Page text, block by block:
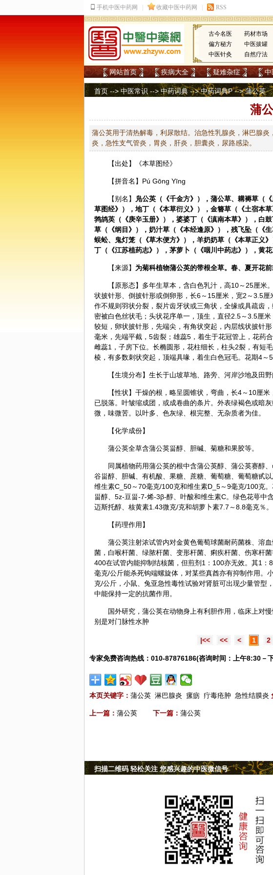
古今名医 药材市场
偏方秘方
中医拔罐
中医针灸
自然疗法
网站首页 疾病大全 疑难杂症 中
首页 -->中医常识 -->中药词典-->中药词典P--> 蒲公英
蒲
蒲公英用于清热解毒，利尿散结。治急性乳腺炎，淋巴腺
炎，急性支气管炎，胃炎，肝炎，胆囊炎，尿路感染。
【出处】《本草图经》
【拼音名】Pú Gōnɡ Yīnɡ
【别名】
凫公英（《千金方》），蒲公草、耩褥草（
草图经》），地丁（《本草衍义》），金簪草（《土宿本
鹁鸪英（《庚辛玉册》），婆婆丁（《滇南本草》），白
草（《纲目》），奶汁草（《本经逢原》），残飞坠（《
蜈蚣、鬼灯笼（《草木便方》），羊奶奶草（《本草正义
丁（《江苏植药志》），茅萝卜（《咽川中药志》），黄花
【来源】 为菊科植物蒲公英的带根全草。春、夏开花
【原形态】多年生草本，含白色乳汁，高10～25厘
状披针形、倒披针形或倒卵形，长6～15厘米，宽2～3.5
作不规则羽状分裂，裂片齿牙状或三角状，全缘或具疏齿
密被白色丝状毛；头状花序单一，顶生，直径2.5～3.5厘
较短，卵状披针形，先端尖，有角状突起，内层线状披针
毫米，先端平截，5齿裂；雄蕊5，着生于花冠管上，花药
雌蕊1，子房下位。长椭圆形，花柱细长，柱头2裂，有短
棱，有多数刺状突起，顶端具喙，着生白色冠毛。花期4～5
【生境分布】生长于山坡草地、路旁、河岸沙地及田
【性状】干燥的根，略呈圆锥状，弯曲，长4～10厘
已脱落。叶皱缩成团，或成卷曲的条片。外表绿褐色或暗
微，味微苦。以叶多、色灰绿、根完整、无杂质者为佳。
【化学成份】
蒲公英全草含蒲公英甾醇、胆碱、菊糖和果胶等。
同属植物药用蒲公英的根中含蒲公英醇、蒲公英赛醇
谷甾醇、胆碱、有机酸、果糖、蔗糖、葡萄糖、葡萄糖甙
维生素C_50～70毫克/100克和维生素D_5～9毫克/100克
甾醇、5z-豆甾-7-烯-3β-醇、叶酸和维生素C。绿色花萼中
迈斯托醇、核黄素1.43微克/克和胡萝卜素7.7～8.8毫克％。
【药理作用】
蒲公英注射浓试管内对金黄色葡萄球菌耐药菌株、溶
菌，白喉杆菌、绿脓杆菌、变形杆菌、痢疾杆菌、伤寒杆
400在试管内能抑制结核菌，但煎剂1：100亦无效。其1
毫克/公斤能杀死钩端螺旋体，对某些真酋亦有抑制作用。
克/公斤，小鼠、兔亚急性毒性试验对肾脏可出现少量管型
中能保持一定的抗菌作用。
国外研究，蒲公英在动物身上有利胆作用，临床上对
别是对门脉性水肿
|<< << < 1 2
专家免费咨询热线：010-87876186(咨询时间：上午8:30－
本页关键字： 蒲公英 淋巴腺炎 瘰疬 疔毒疮肿 急性结膜炎
上一篇： 蒲公英 下一篇： 蒲公英
扫描二维码 轻松关注 您感兴趣的中医微信号